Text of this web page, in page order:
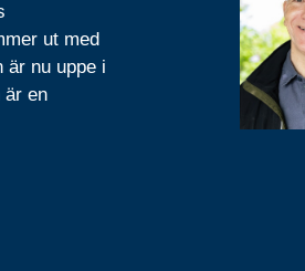
ut med
är nu uppe i
är en